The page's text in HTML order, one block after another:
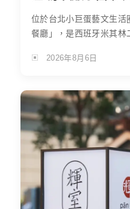
位於台北小巨蛋藝文生活
餐廳」，是西班牙米其林
2026年8月6日